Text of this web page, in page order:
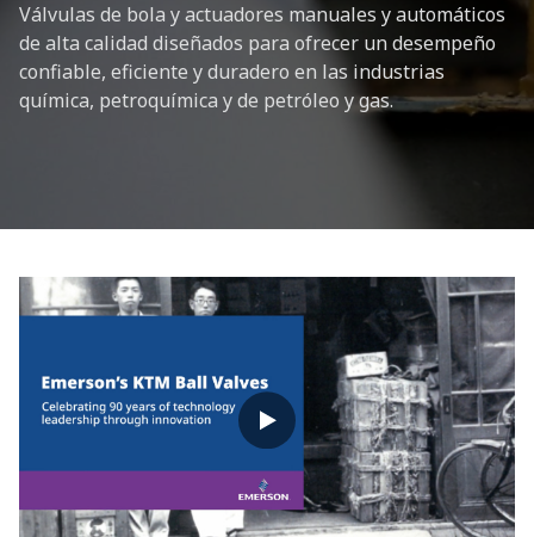
Válvulas de bola y actuadores manuales y automáticos
de alta calidad diseñados para ofrecer un desempeño
confiable, eficiente y duradero en las industrias
química, petroquímica y de petróleo y gas.